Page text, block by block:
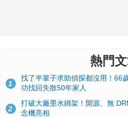
熱門
1
找了半輩子求助偵探都沒用！66
功找回失散50年家人
2
打破大廠墨水綁架！開源、無
念機亮相